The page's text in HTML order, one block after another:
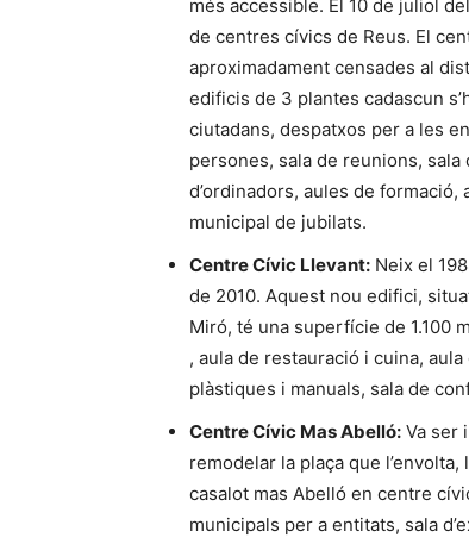
més accessible. El 10 de juliol
de centres cívics de Reus. El
aproximadament censades al
edificis de 3 plantes cadascun
ciutadans, despatxos per a les
persones, sala de reunions, sala
d’ordinadors, aules de formació,
municipal de jubilats.
Centre Cívic Llevant: Neix el
de 2010. Aquest nou edifici,
Miró, té una superfície de 1.100
, aula de restauració i cuina,
plàstiques i manuals, sala de
Centre Cívic Mas Abelló: Va ser
remodelar la plaça que
casalot mas Abelló en centre
municipals per a entitats, sala